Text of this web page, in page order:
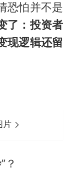
恐怕并不是
了：投资者
现逻辑还留
片
？